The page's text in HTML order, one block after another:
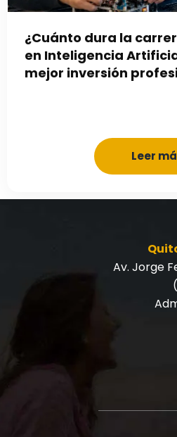
¿Cuánto dura la
en Inteligencia
mejor inversión
Leer
Av. Jorge